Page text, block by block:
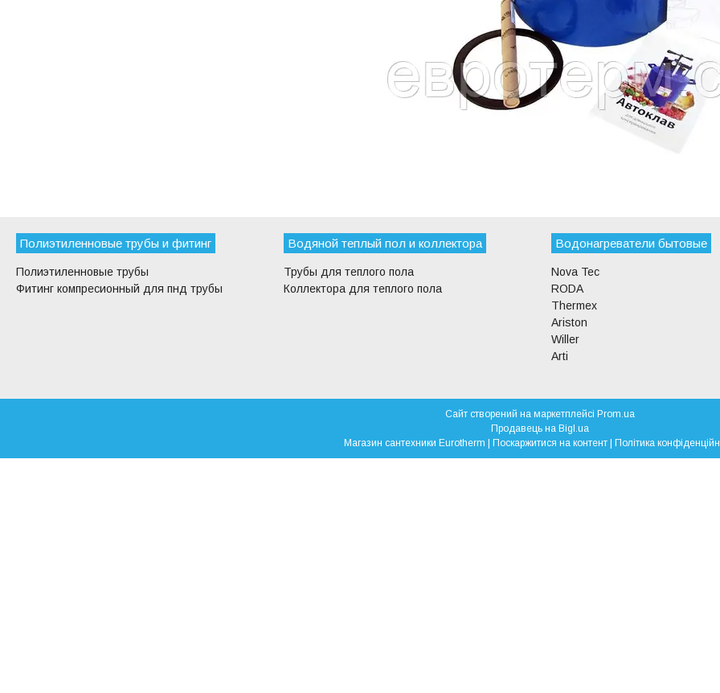
Полиэтиленновые трубы и фитинг
Полиэтиленновые трубы
Фитинг компресионный для пнд трубы
Водяной теплый пол и коллектора
Трубы для теплого пола
Коллектора для теплого пола
Водонагреватели бытовые
Nova Tec
RODA
Thermex
Ariston
Willer
Arti
Сайт створений на маркетплейсі Prom.ua
Продавець на Bigl.ua
Магазин сантехники Eurotherm | Поскаржитися на контент | Політика